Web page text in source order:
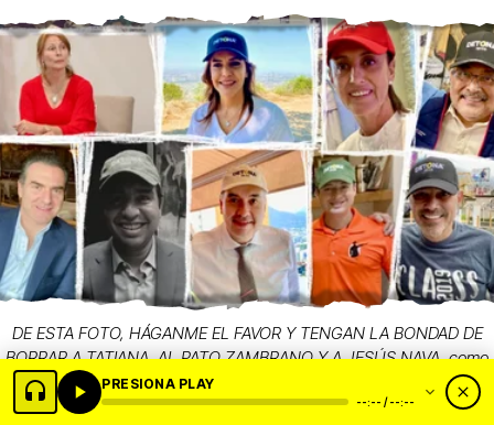
DE ESTA FOTO, HÁGANME EL FAVOR Y TENGAN LA BONDAD DE
BORRAR A TATIANA, AL PATO ZAMBRANO Y A JESÚS NAVA, como
posibles candidatos a la gubernatura de NL. Al centro, la
presidente Sheinbaum, factor decisivo en las elecciones
PRESIONA PLAY
--:-- / --:--